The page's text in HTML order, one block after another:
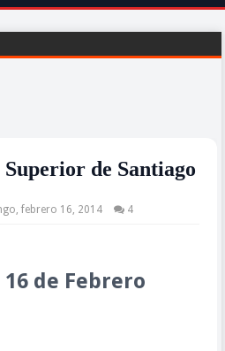
de Santiago
febrero 16, 2014 4
de Febrero